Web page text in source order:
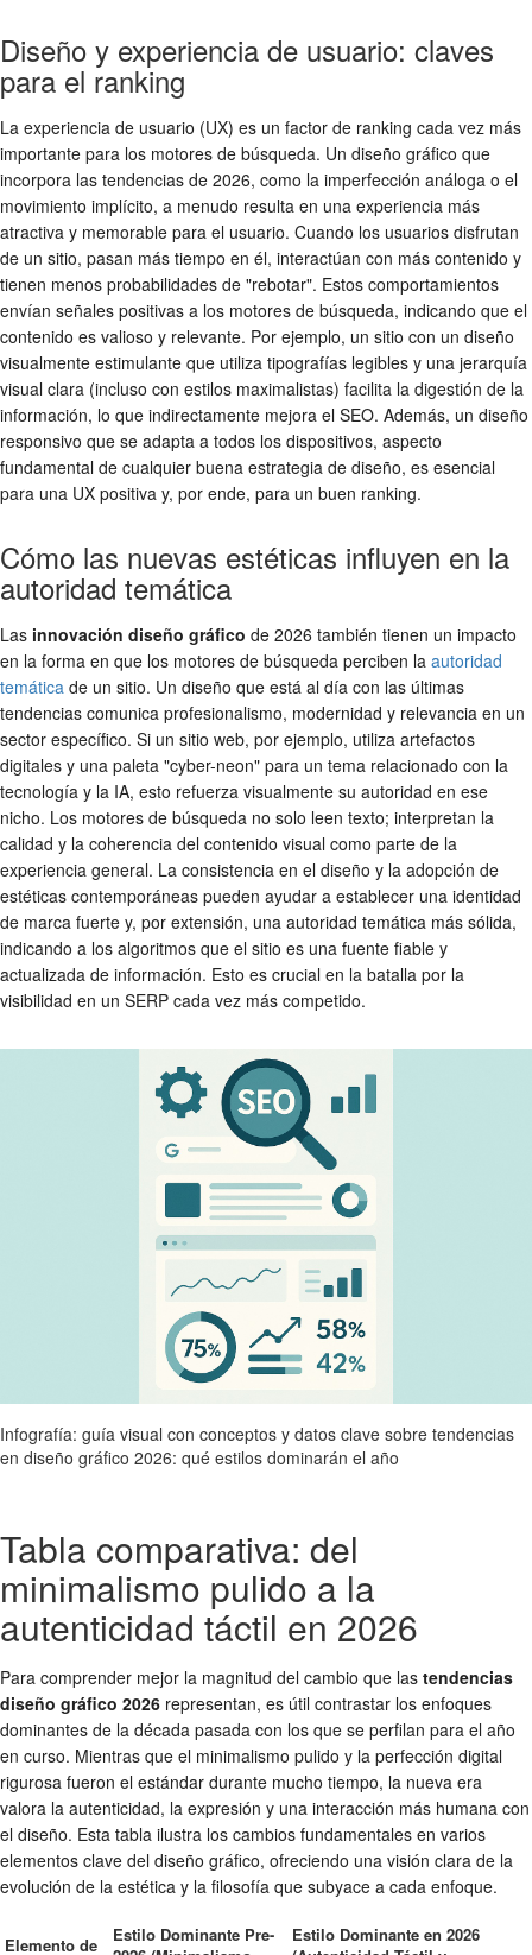
Diseño y experiencia de usuario: claves
para el ranking
La experiencia de usuario (UX) es un factor de ranking cada vez más
importante para los motores de búsqueda. Un diseño gráfico que
incorpora las tendencias de 2026, como la imperfección análoga o el
movimiento implícito, a menudo resulta en una experiencia más
atractiva y memorable para el usuario. Cuando los usuarios disfrutan
de un sitio, pasan más tiempo en él, interactúan con más contenido y
tienen menos probabilidades de "rebotar". Estos comportamientos
envían señales positivas a los motores de búsqueda, indicando que el
contenido es valioso y relevante. Por ejemplo, un sitio con un diseño
visualmente estimulante que utiliza tipografías legibles y una jerarquía
visual clara (incluso con estilos maximalistas) facilita la digestión de la
información, lo que indirectamente mejora el SEO. Además, un diseño
responsivo que se adapta a todos los dispositivos, aspecto
fundamental de cualquier buena estrategia de diseño, es esencial
para una UX positiva y, por ende, para un buen ranking.
Cómo las nuevas estéticas influyen en la
autoridad temática
Las innovación diseño gráfico de 2026 también tienen un impacto
en la forma en que los motores de búsqueda perciben la autoridad
temática de un sitio. Un diseño que está al día con las últimas
tendencias comunica profesionalismo, modernidad y relevancia en un
sector específico. Si un sitio web, por ejemplo, utiliza artefactos
digitales y una paleta "cyber-neon" para un tema relacionado con la
tecnología y la IA, esto refuerza visualmente su autoridad en ese
nicho. Los motores de búsqueda no solo leen texto; interpretan la
calidad y la coherencia del contenido visual como parte de la
experiencia general. La consistencia en el diseño y la adopción de
estéticas contemporáneas pueden ayudar a establecer una identidad
de marca fuerte y, por extensión, una autoridad temática más sólida,
indicando a los algoritmos que el sitio es una fuente fiable y
actualizada de información. Esto es crucial en la batalla por la
visibilidad en un SERP cada vez más competido.
Infografía: guía visual con conceptos y datos clave sobre tendencias
en diseño gráfico 2026: qué estilos dominarán el año
Tabla comparativa: del
minimalismo pulido a la
autenticidad táctil en 2026
Para comprender mejor la magnitud del cambio que las tendencias
diseño gráfico 2026 representan, es útil contrastar los enfoques
dominantes de la década pasada con los que se perfilan para el año
en curso. Mientras que el minimalismo pulido y la perfección digital
rigurosa fueron el estándar durante mucho tiempo, la nueva era
valora la autenticidad, la expresión y una interacción más humana con
el diseño. Esta tabla ilustra los cambios fundamentales en varios
elementos clave del diseño gráfico, ofreciendo una visión clara de la
evolución de la estética y la filosofía que subyace a cada enfoque.
Elemento de
Estilo Dominante Pre-
Estilo Dominante en 2026